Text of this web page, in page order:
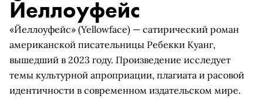
Йеллоуфейс
«Йеллоуфейс» (Yellowface) — сатирический роман
американской писательницы Ребекки Куанг,
вышедший в 2023 году. Произведение исследует
темы культурной апроприации, плагиата и расовой
идентичности в современном издательском мире.